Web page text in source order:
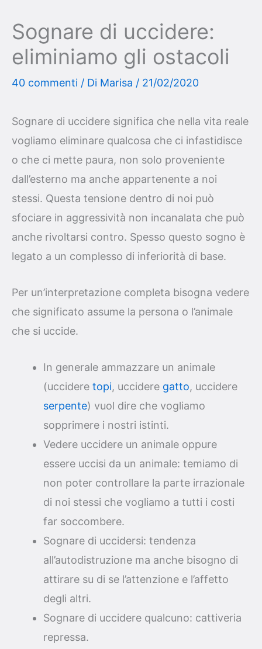
Sognare di uccidere:
eliminiamo gli ostacoli
40 commenti / Di Marisa / 21/02/2020
Sognare di uccidere significa che nella vita reale
vogliamo eliminare qualcosa che ci infastidisce
o che ci mette paura, non solo proveniente
dall’esterno ma anche appartenente a noi
stessi. Questa tensione dentro di noi può
sfociare in aggressività non incanalata che può
anche rivoltarsi contro. Spesso questo sogno è
legato a un complesso di inferiorità di base.
Per un’interpretazione completa bisogna vedere
che significato assume la persona o l’animale
che si uccide.
In generale ammazzare un animale
(uccidere topi, uccidere gatto, uccidere
serpente) vuol dire che vogliamo
sopprimere i nostri istinti.
Vedere uccidere un animale oppure
essere uccisi da un animale: temiamo di
non poter controllare la parte irrazionale
di noi stessi che vogliamo a tutti i costi
far soccombere.
Sognare di uccidersi: tendenza
all’autodistruzione ma anche bisogno di
attirare su di se l’attenzione e l’affetto
degli altri.
Sognare di uccidere qualcuno: cattiveria
repressa.